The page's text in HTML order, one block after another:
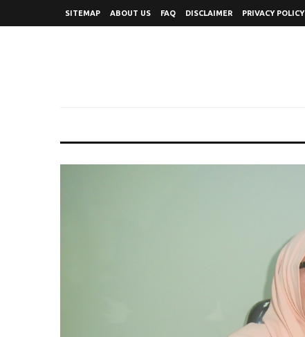
SITEMAP ABOUT US FAQ DISCLAIMER PRIVACY POLICY